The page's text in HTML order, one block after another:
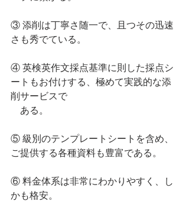
③ 添削は丁寧さ随一で、且つその迅速
さも秀でている。
④ 英検英作文採点基準に則した採点シ
ートもお付けする、極めて実践的な添
削サービスで
ある。
⑤ 級別のテンプレートシートを含め、
ご提供する各種資料も豊富である。
⑥ 料金体系は非常にわかりやすく、し
かも格安。